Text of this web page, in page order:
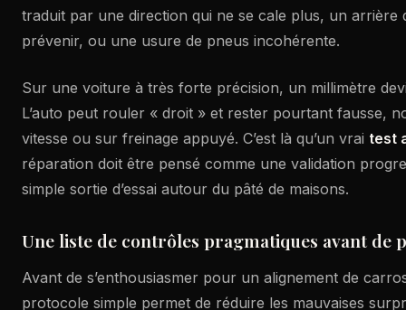
traduit par une direction qui ne se cale plus, un arrière
prévenir, ou une usure de pneus incohérente.
Sur une voiture à très forte précision, un millimètre
L’auto peut rouler « droit » et rester pourtant fausse,
vitesse ou sur freinage appuyé. C’est là qu’un vrai test
réparation doit être pensé comme une validation
simple sortie d’essai autour du pâté de maisons.
Une liste de contrôles pragmatiques avant de
Avant de s’enthousiasmer pour un alignement de
protocole simple permet de réduire les mauvaises